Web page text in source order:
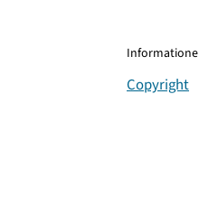
Copyright